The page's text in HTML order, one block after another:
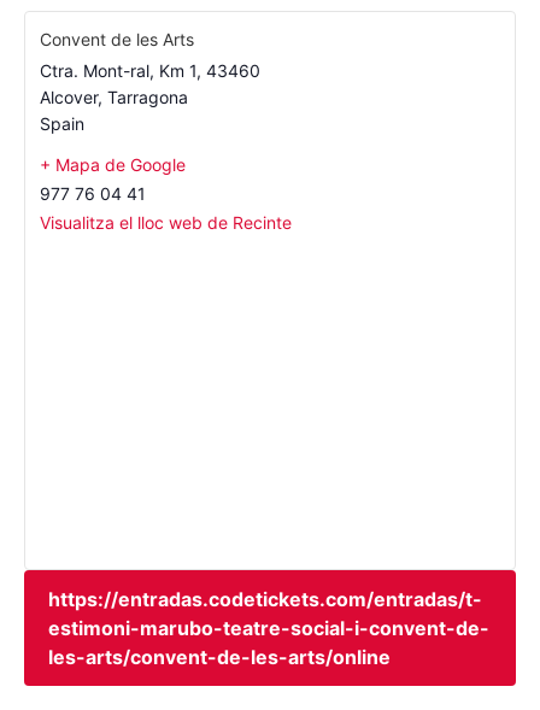
Convent de les Arts
Ctra. Mont-ral, Km 1, 43460
Alcover, Tarragona
Spain
+ Mapa de Google
977 76 04 41
Visualitza el lloc web de Recinte
https://entradas.codetickets.com/entradas/t-
estimoni-marubo-teatre-social-i-convent-de-
les-arts/convent-de-les-arts/online